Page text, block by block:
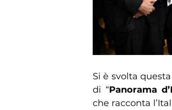
Si è svolta
di “Panorama
che racconta